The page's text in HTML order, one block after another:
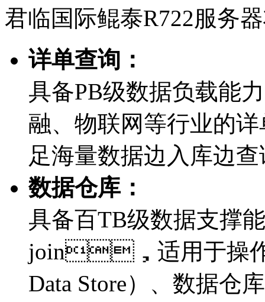
君临国际鲲泰R722服务
详单查询：
具备PB级数据负载能力
融、物联网等行业
足海量数据边入库边
数据仓库：
具备百TB级数据支撑能
join，适用于操作
Data Store）、数据